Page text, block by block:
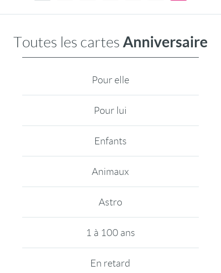
Toutes les cartes Anniversaire
Pour elle
Pour lui
Enfants
Animaux
Astro
1 à 100 ans
En retard